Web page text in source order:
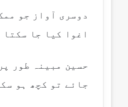
دوسری آواز جو
اغوا کیا جا سکتا
حسین مبینہ طور
جائے تو کچھ ہو